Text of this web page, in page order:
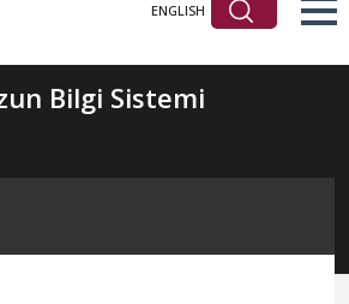
ENGLISH
Bilgi Sistemi